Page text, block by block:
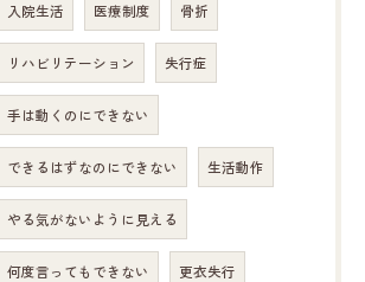
入院生活 医療制度 骨折
リハビリテーション 失行症
手は動くのにできない
できるはずなのにできない 生活動作
やる気がないように見える
何度言ってもできない 更衣失行